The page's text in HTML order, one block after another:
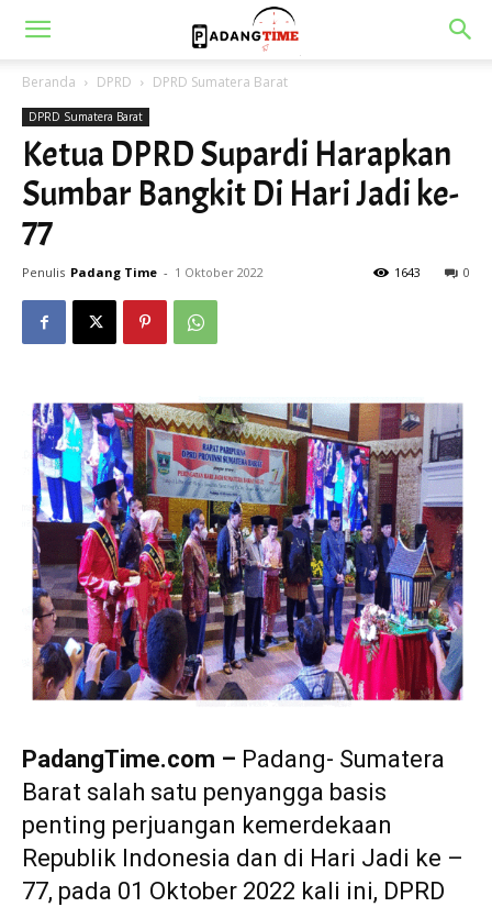
Beranda DPRD DPRD Sumatera Barat
DPRD Sumatera Barat
Ketua DPRD Supardi Harapkan
Sumbar Bangkit Di Hari Jadi ke-
77
Penulis Padang Time - 1 Oktober 2022 0
1643
PadangTime.com – Padang- Sumatera
Barat salah satu penyangga basis
penting perjuangan kemerdekaan
Republik Indonesia dan di Hari Jadi ke –
77, pada 01 Oktober 2022 kali ini, DPRD